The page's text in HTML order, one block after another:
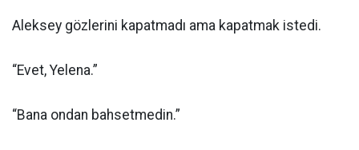
Aleksey gözlerini kapatmadı ama kapatmak istedi.
“Evet, Yelena.”
“Bana ondan bahsetmedin.”